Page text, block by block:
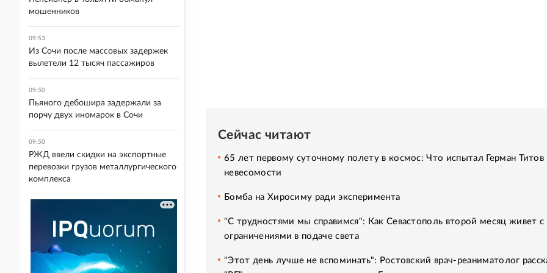
Сейчас читают
65 лет первому суточному полету в космос: Что испытал Герман Титов
невесомости
Бомба на Хиросиму ради эксперимента
"С трудностями мы справимся": Как Севастополь второй месяц живет с
ограничениями в подаче света
"Этот день лучше не вспоминать": Ростовский врач-реаниматолог
мошенников
09:53
Из Сочи после массовых задержек
вылетели 12 тысяч пассажиров
09:50
Пьяного дебошира задержали за
порчу двух иномарок в Сочи
09:50
РЖД ввели скидки на экспортные
перевозки грузов металлургического
комплекса